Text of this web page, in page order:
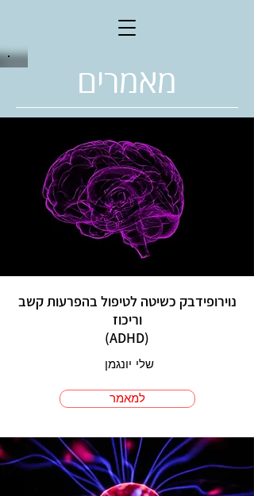
מאמרים
נוירופידבק כשיטה לטיפול בהפרעות קשב
וריכוז
(ADHD)
שלי יונגמן
למאמר